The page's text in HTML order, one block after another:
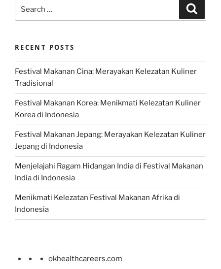
for:
RECENT POSTS
Festival Makanan Cina: Merayakan Kelezatan Kuliner
Tradisional
Festival Makanan Korea: Menikmati Kelezatan Kuliner
Korea di Indonesia
Festival Makanan Jepang: Merayakan Kelezatan Kuliner
Jepang di Indonesia
Menjelajahi Ragam Hidangan India di Festival Makanan
India di Indonesia
Menikmati Kelezatan Festival Makanan Afrika di
Indonesia
okhealthcareers.com